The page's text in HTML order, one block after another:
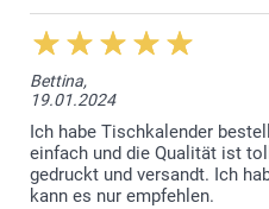
Bettina,
19.01.2024
Ich habe Tischkalender
einfach und die Qualität ist
gedruckt und versandt. Ich
kann es nur empfehlen.